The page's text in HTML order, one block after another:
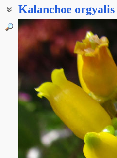
Kalanchoe orgyalis
Каланхоэ таинственное
Медная ложка